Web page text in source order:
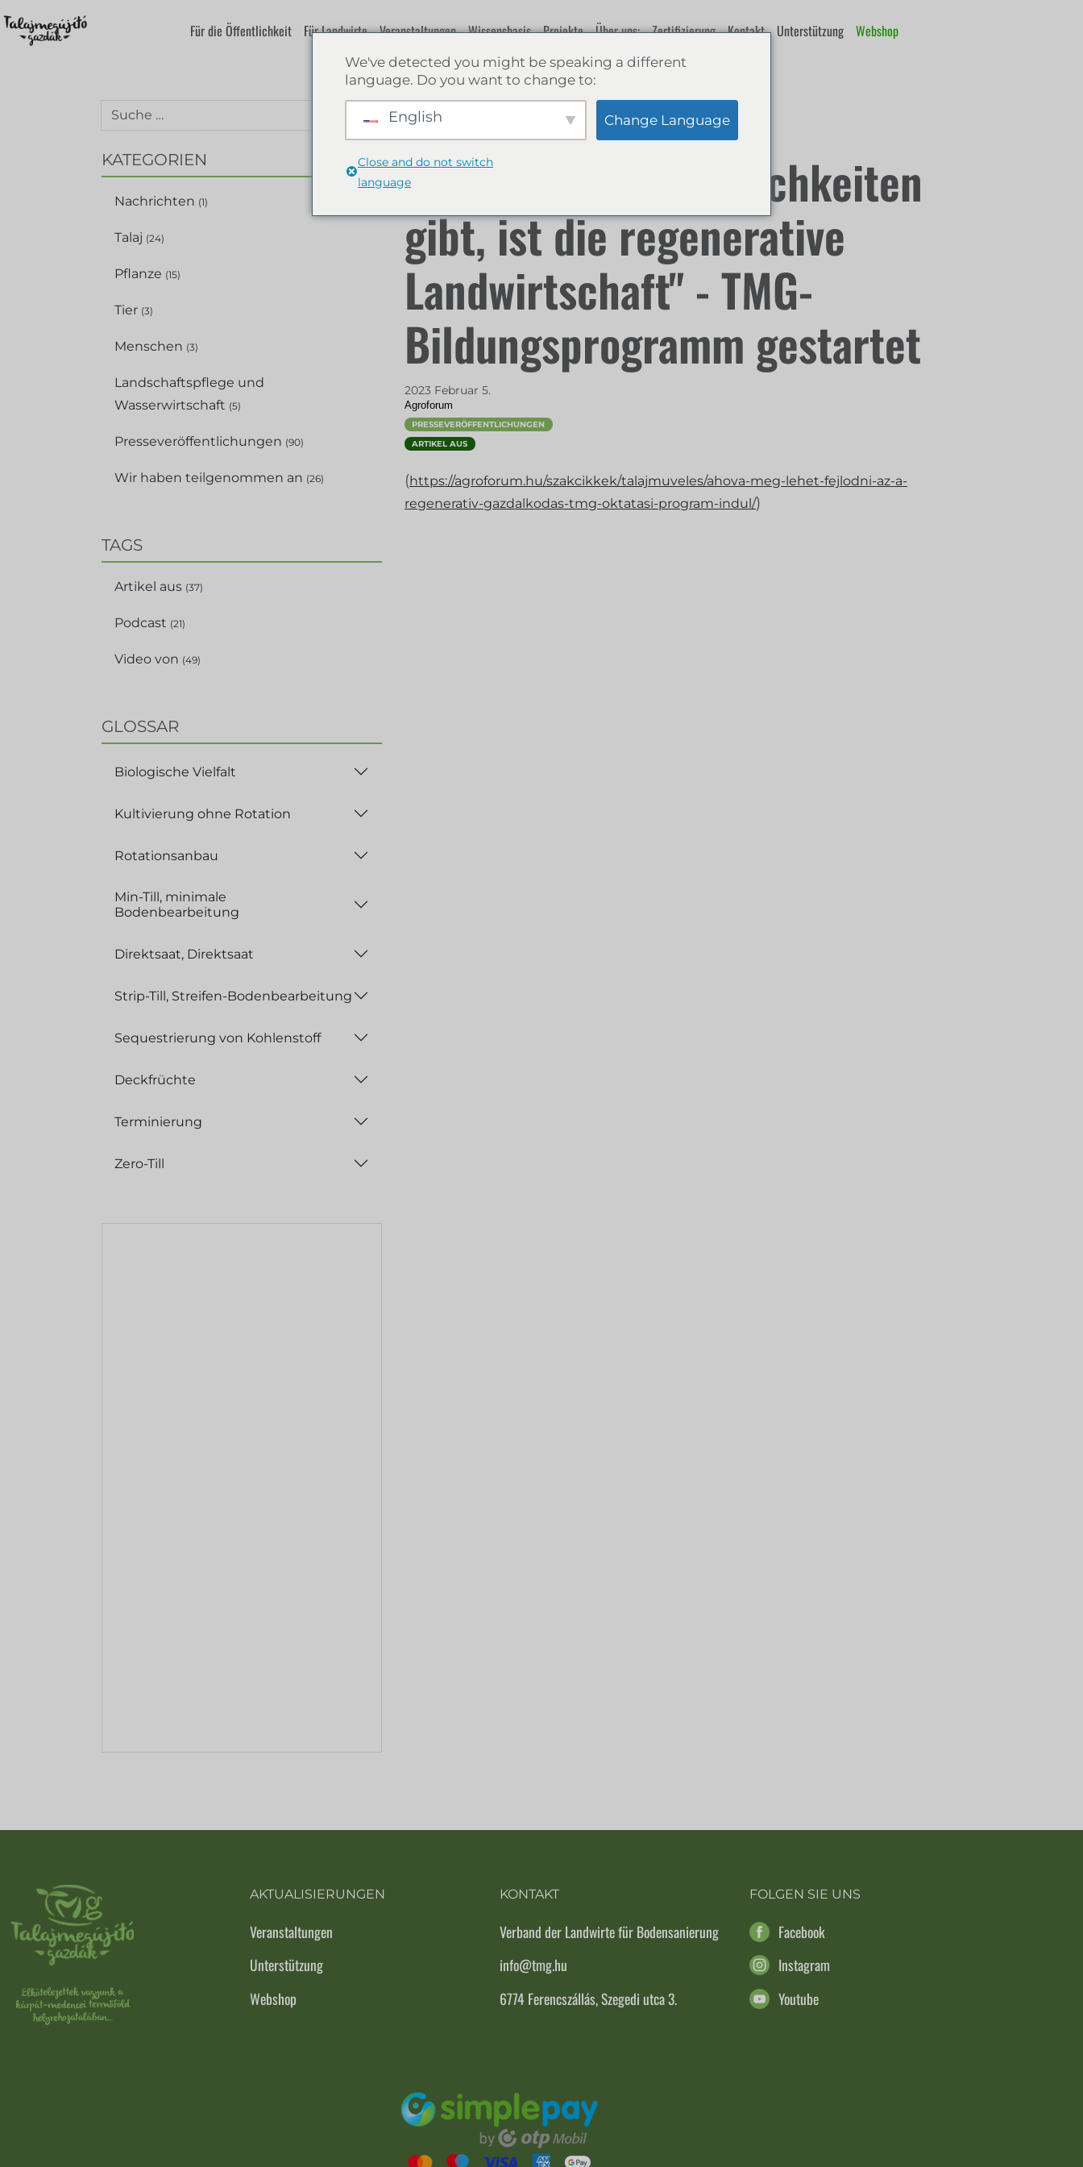
Für die Öffentlichkeit Für Landwirte Veranstaltungen Wissensbasis Projekte Über uns: Zertifizierung Kontakt Unterstützung Webshop
KATEGORIEN
Nachrichten (1)
Talaj (24)
Pflanze (15)
Tier (3)
Menschen (3)
Landschaftspflege und
Wasserwirtschaft (5)
Presseveröffentlichungen (90)
Wir haben teilgenommen an (26)
TAGS
Artikel aus (37)
Podcast (21)
Video von (49)
GLOSSAR
Biologische Vielfalt
Kultivierung ohne Rotation
Rotationsanbau
Min-Till, minimale
Bodenbearbeitung
Direktsaat, Direktsaat
Strip-Till, Streifen-Bodenbearbeitung
Sequestrierung von Kohlenstoff
Deckfrüchte
Terminierung
Zero-Till
"Wo es noch
Verbesserungsmöglichkeiten
gibt, ist die regenerative
Landwirtschaft" - TMG-
Bildungsprogramm gestartet
2023 Februar 5.
Agroforum
PRESSEVERÖFFENTLICHUNGEN
ARTIKEL AUS
(https://agroforum.hu/szakcikkek/talajmuveles/ahova-meg-lehet-fejlodni-az-a-
regenerativ-gazdalkodas-tmg-oktatasi-program-indul/)
AKTUALISIERUNGEN
Veranstaltungen
Unterstützung
Webshop
KONTAKT
Verband der Landwirte für Bodensanierung
info@tmg.hu
6774 Ferencszállás, Szegedi utca 3.
FOLGEN SIE UNS
Facebook
Instagram
Youtube
We've detected you might be speaking a different
language. Do you want to change to:
English Change Language
Close and do not switch
language